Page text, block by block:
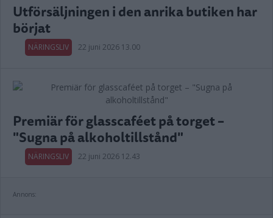
Utförsäljningen i den anrika butiken har
börjat
NÄRINGSLIV 22 juni 2026 13.00
Premiär för glasscaféet på torget –
"Sugna på alkoholtillstånd"
NÄRINGSLIV 22 juni 2026 12.43
Annons: